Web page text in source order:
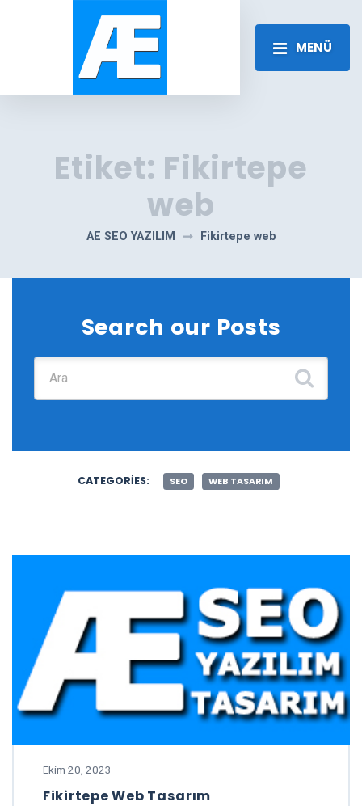
MENÜ
Etiket: Fikirtepe
web
AE SEO YAZILIM Fikirtepe web
Search our Posts
CATEGORIES: SEO WEB TASARIM
Ekim 20, 2023
Fikirtepe Web Tasarım